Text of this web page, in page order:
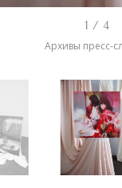
1 / 4
Архивы пресс-